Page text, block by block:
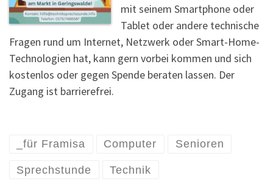
mit seinem Smartphone oder
Tablet oder andere technische
Fragen rund um Internet, Netzwerk oder Smart-Home-
Technologien hat, kann gern vorbei kommen und sich
kostenlos oder gegen Spende beraten lassen. Der
Zugang ist barrierefrei.
_für Framisa Computer Senioren
Sprechstunde Technik